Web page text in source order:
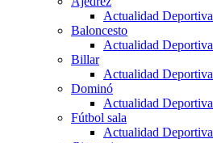
Actualidad Deportiva
Baloncesto
Actualidad Deportiva
Billar
Actualidad Deportiva
Dominó
Actualidad Deportiva
Fútbol sala
Actualidad Deportiva